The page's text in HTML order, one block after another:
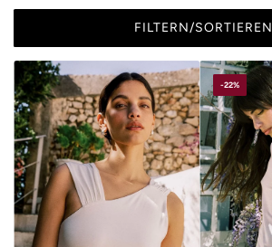
FILTERN/SORTIEREN
-22%